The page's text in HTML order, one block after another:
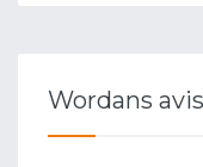
Wordans